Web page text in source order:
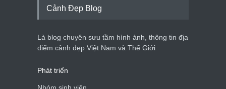
Cảnh Đẹp Blog
Là blog chuyên sưu tầm hình ảnh, thông tin địa
điểm cảnh đẹp Việt Nam và Thế Giới
Phát triển